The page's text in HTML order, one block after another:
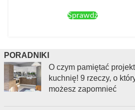
Sprawdź
PORADNIKI
O czym pamiętać
kuchnię! 9 rzeczy, o
możesz zapomnieć